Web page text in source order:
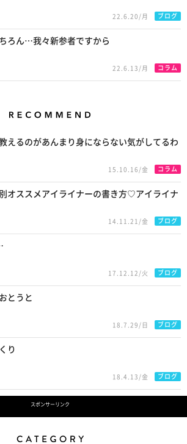
22.6.20/月 ブログ
ろん…我々新参者ですから
22.6.13/月 コラム
えるのがあんまり身にならない気がしてるわ
15.10.16/金 コラム
別オススメアイライナーの書き方♡アイライナ
14.11.21/金 ブログ
17.12.12/火 ブログ
とうと
18.7.29/日 ブログ
り
18.4.13/金 ブログ
スポンサーリンク